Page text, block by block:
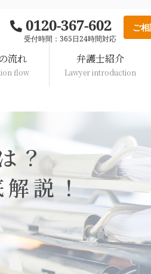
0120-367-602
受付時間：365日24時間対応
ご
の流れ
flow
弁護士紹介
Lawyer introduction
？
解説！